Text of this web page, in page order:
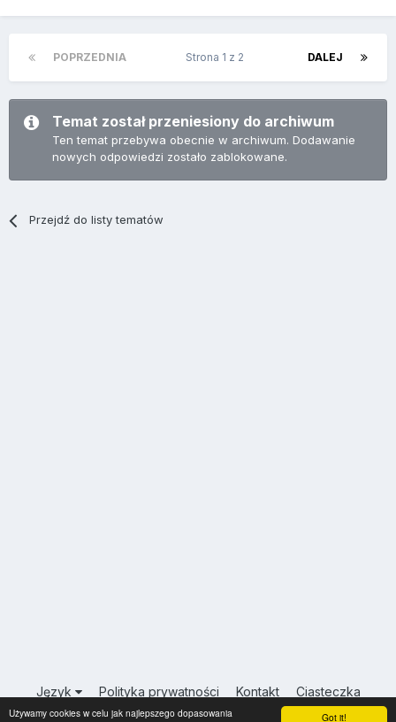
Got it!
Używamy cookies w celu jak najlepszego dopasowania
POPRZEDNIA DALEJ
Strona 1 z 2
Temat został przeniesiony do archiwum
Ten temat przebywa obecnie w archiwum. Dodawanie
nowych odpowiedzi zostało zablokowane.
Przejdź do listy tematów
Język Polityka prywatności Kontakt Ciasteczka
USA.INFO.PL